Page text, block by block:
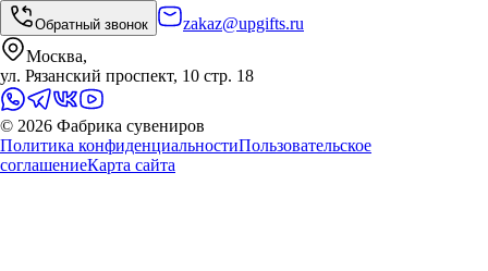
Обратный звонок
zakaz@upgifts.ru
Москва,
ул. Рязанский проспект, 10 стр. 18
© 2026 Фабрика сувениров
Политика конфиденциальностиПользовательское
соглашениеКарта сайта